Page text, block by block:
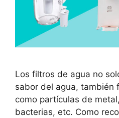
Los filtros de agua no
sabor del agua, también
como partículas de
bacterias, etc. Como